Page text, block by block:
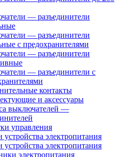
— разъединители
— разъединители
с предохранителями
— разъединители
— разъединители с
контакты
и аксессуары
выключателей —
управления
электропитания
электропитания
электропитания